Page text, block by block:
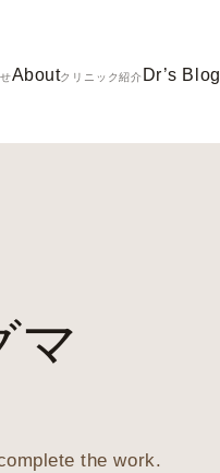
Aboutクリニック紹介 Dr’s Blog
マ
the work.